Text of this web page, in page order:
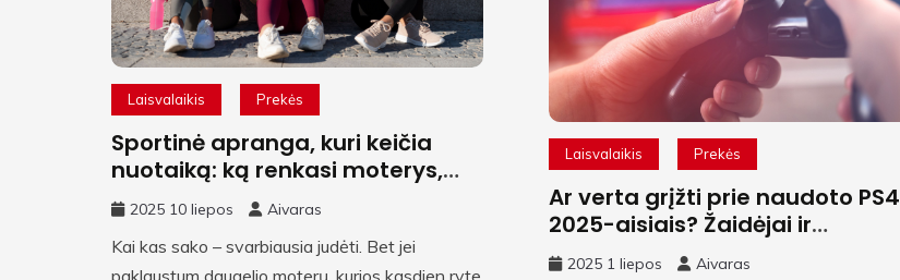
Laisvalaikis Prekės
Sportinė apranga, kuri keičia
nuotaiką: ką renkasi moterys,
kurios nori daugiau nei komforto
2025 10 liepos Aivaras
Kai kas sako – svarbiausia judėti. Bet jei
Laisvalaikis Prekės
Ar verta grįžti prie naudoto PS4
2025-aisiais? Žaidėjai ir
technikos fanai pasidalijo
2025 1 liepos Aivaras